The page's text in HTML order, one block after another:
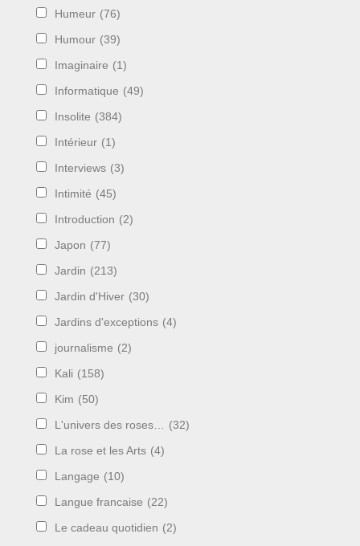
Humeur (76)
Humour (39)
Imaginaire (1)
Informatique (49)
Insolite (384)
Intérieur (1)
Interviews (3)
Intimité (45)
Introduction (2)
Japon (77)
Jardin (213)
Jardin d'Hiver (30)
Jardins d'exceptions (4)
journalisme (2)
Kali (158)
Kim (50)
L'univers des roses… (32)
La rose et les Arts (4)
Langage (10)
Langue francaise (22)
Le cadeau quotidien (2)